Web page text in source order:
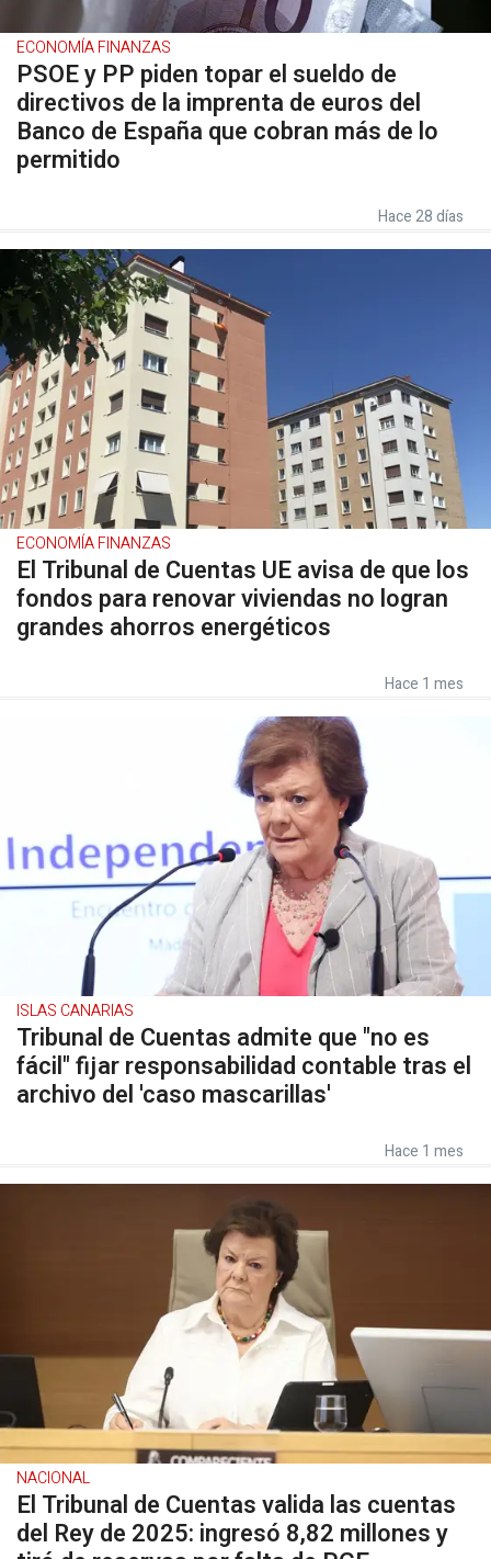
ECONOMÍA FINANZAS
PSOE y PP piden topar el sueldo de
directivos de la imprenta de euros del
Banco de España que cobran más de lo
permitido
Hace 28 días
ECONOMÍA FINANZAS
El Tribunal de Cuentas UE avisa de que los
fondos para renovar viviendas no logran
grandes ahorros energéticos
Hace 1 mes
ISLAS CANARIAS
Tribunal de Cuentas admite que "no es
fácil" fijar responsabilidad contable tras el
archivo del 'caso mascarillas'
Hace 1 mes
NACIONAL
El Tribunal de Cuentas valida las cuentas
del Rey de 2025: ingresó 8,82 millones y